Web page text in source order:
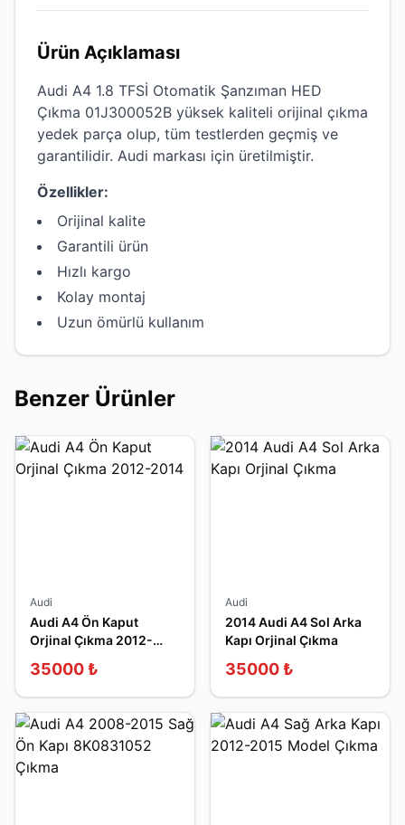
Ürün Açıklaması
Audi A4 1.8 TFSİ Otomatik Şanzıman HED
Çıkma 01J300052B yüksek kaliteli orijinal çıkma
yedek parça olup, tüm testlerden geçmiş ve
garantilidir. Audi markası için üretilmiştir.
Özellikler:
Orijinal kalite
Garantili ürün
Hızlı kargo
Kolay montaj
Uzun ömürlü kullanım
Benzer Ürünler
Audi
Audi A4 Ön Kaput
Orjinal Çıkma 2012-
35000 ₺
Audi
2014 Audi A4 Sol Arka
Kapı Orjinal Çıkma
35000 ₺